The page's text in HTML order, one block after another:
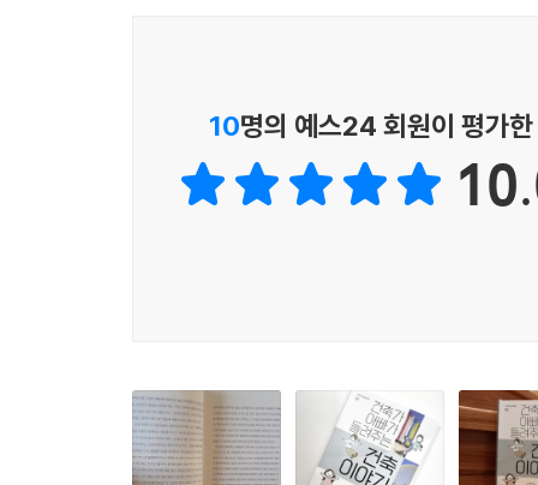
그 속에 담긴 건축의 새로운 특징을 통해 현대
프리츠커상을 받은 건축가 ‘왕슈’와 그의 대표
건축의 특징이 그의 건축에서 어떤 방식으로 반
가능할 수 있었던 DDP와 설계자 자하 하디드의 건
▶ 건축가의 세계를 맛보다
10명의 예스24 회원이 평가